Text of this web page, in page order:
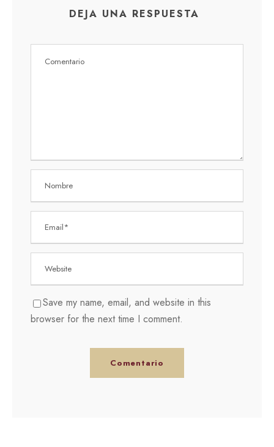
DEJA UNA RESPUESTA
Save my name, email, and website in this
browser for the next time I comment.